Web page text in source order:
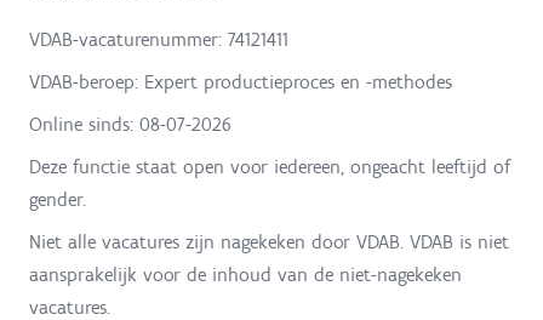
VDAB-vacaturenummer: 74121411
VDAB-beroep: Expert productieproces en -methodes
Online sinds: 08-07-2026
Deze functie staat open voor iedereen, ongeacht leeftijd of
gender.
Niet alle vacatures zijn nagekeken door VDAB. VDAB is niet
aansprakelijk voor de inhoud van de niet-nagekeken
vacatures.